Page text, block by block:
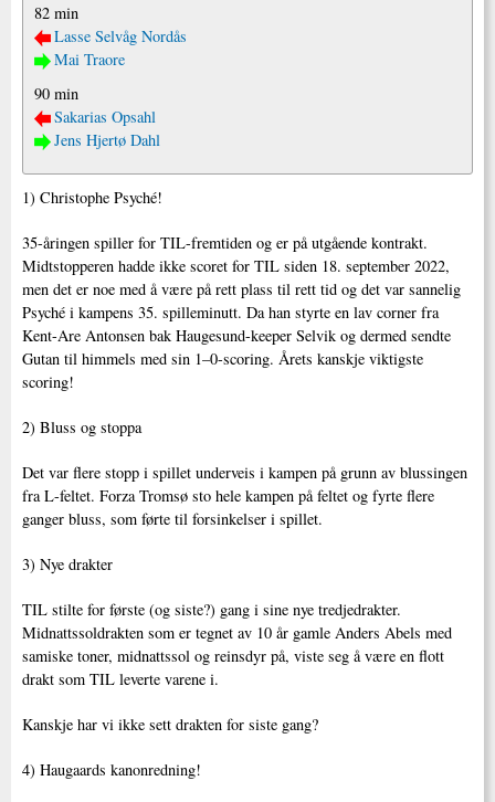
82 min
Lasse Selvåg Nordås
Mai Traore
90 min
Sakarias Opsahl
Jens Hjertø Dahl
1) Christophe Psyché!
35-åringen spiller for TIL-fremtiden og er på utgående kontrakt.
Midtstopperen hadde ikke scoret for TIL siden 18. september 2022,
men det er noe med å være på rett plass til rett tid og det var sannelig
Psyché i kampens 35. spilleminutt. Da han styrte en lav corner fra
Kent-Are Antonsen bak Haugesund-keeper Selvik og dermed sendte
Gutan til himmels med sin 1–0-scoring. Årets kanskje viktigste
scoring!
2) Bluss og stoppa
Det var flere stopp i spillet underveis i kampen på grunn av blussingen
fra L-feltet. Forza Tromsø sto hele kampen på feltet og fyrte flere
ganger bluss, som førte til forsinkelser i spillet.
3) Nye drakter
TIL stilte for første (og siste?) gang i sine nye tredjedrakter.
Midnattssoldrakten som er tegnet av 10 år gamle Anders Abels med
samiske toner, midnattssol og reinsdyr på, viste seg å være en flott
drakt som TIL leverte varene i.
Kanskje har vi ikke sett drakten for siste gang?
4) Haugaards kanonredning!